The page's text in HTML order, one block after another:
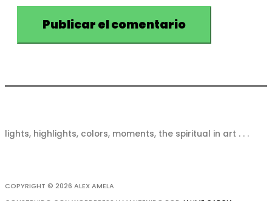
lights, highlights, colors, moments, the spiritual in art . . .
COPYRIGHT © 2026 ALEX AMELA